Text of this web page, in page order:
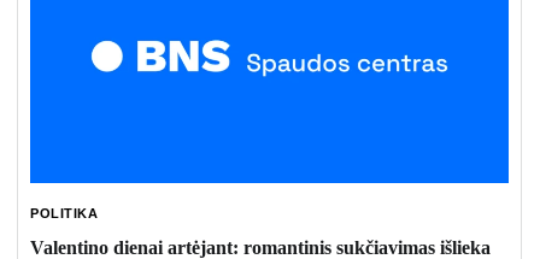
POLITIKA
Valentino dienai artėjant: romantinis sukčiavimas išlieka